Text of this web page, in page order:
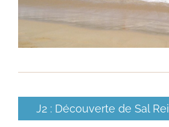
J2 : Découverte de Sal Rei